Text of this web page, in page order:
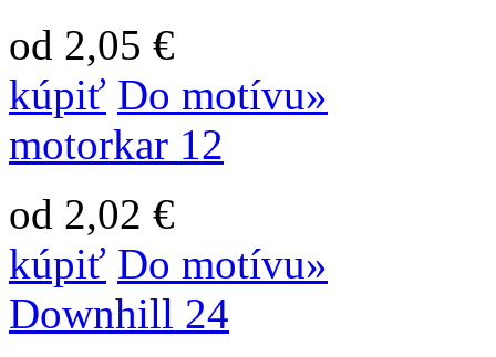
od 2,05 €
kúpiť Do motívu»
motorkar 12
od 2,02 €
kúpiť Do motívu»
Downhill 24